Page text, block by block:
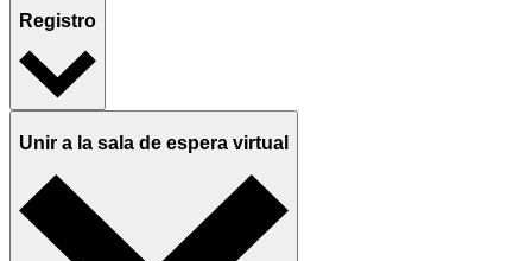
Registro
Unir a la sala de espera virtual